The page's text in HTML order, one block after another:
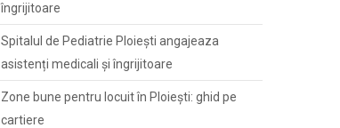
îngrijitoare
Spitalul de Pediatrie Ploieşti angajeaza
asistenți medicali și îngrijitoare
Zone bune pentru locuit în Ploiești: ghid pe
cartiere